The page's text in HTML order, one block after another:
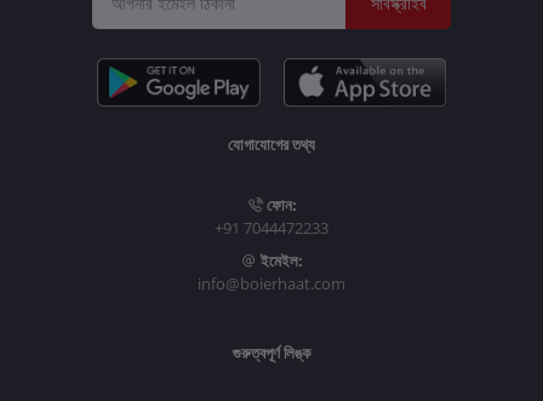
যোগাযোগের তথ্য
ফোন:
+91 7044472233
ইমেইল:
info@boierhaat.com
গুরুত্বপূর্ণ লিঙ্ক